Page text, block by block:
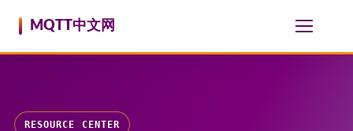
MQTT中文网
RESOURCE CENTER